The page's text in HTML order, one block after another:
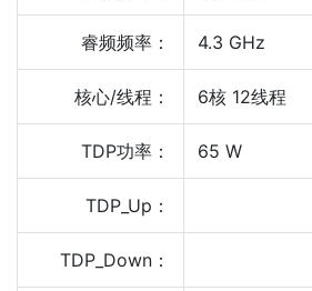
睿频频率： 4.3 GHz
核心/线程： 6核 12线程
TDP功率： 65 W
TDP_Up：
TDP_Down：